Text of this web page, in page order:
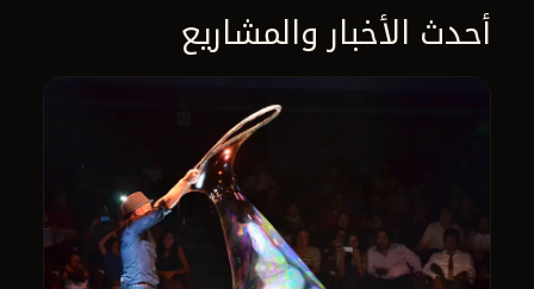
أحدث الأخبار والمشاريع